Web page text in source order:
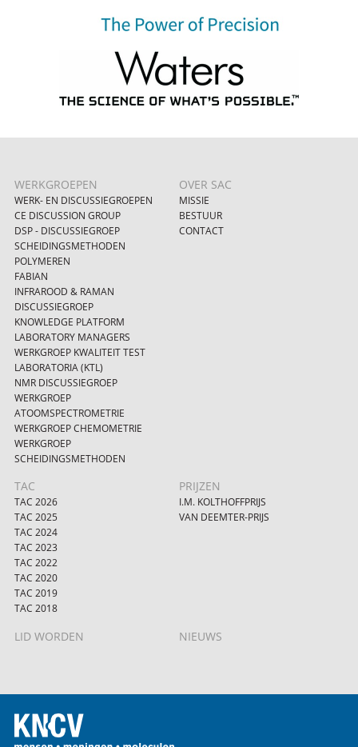
WERKGROEPEN
WERK- EN DISCUSSIEGROEPEN
CE DISCUSSION GROUP
DSP - DISCUSSIEGROEP
SCHEIDINGSMETHODEN
POLYMEREN
FABIAN
INFRAROOD & RAMAN
DISCUSSIEGROEP
KNOWLEDGE PLATFORM
LABORATORY MANAGERS
WERKGROEP KWALITEIT TEST
LABORATORIA (KTL)
NMR DISCUSSIEGROEP
WERKGROEP
ATOOMSPECTROMETRIE
WERKGROEP CHEMOMETRIE
WERKGROEP
SCHEIDINGSMETHODEN
OVER SAC
MISSIE
BESTUUR
CONTACT
TAC
TAC 2026
TAC 2025
TAC 2024
TAC 2023
TAC 2022
TAC 2020
TAC 2019
TAC 2018
PRIJZEN
I.M. KOLTHOFFPRIJS
VAN DEEMTER-PRIJS
LID WORDEN NIEUWS